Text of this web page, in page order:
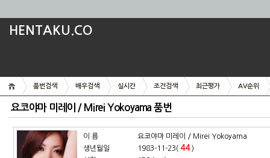
HENTAKU.CO
품번검색 배우검색 실시간 조건검색 최근평가 AV순위
요코야마 미레이 / Mirei Yokoyama 품번
이 름
생년월일
요코야마 미레이 / Mirei Yokoyama
1983-11-23( 44 )